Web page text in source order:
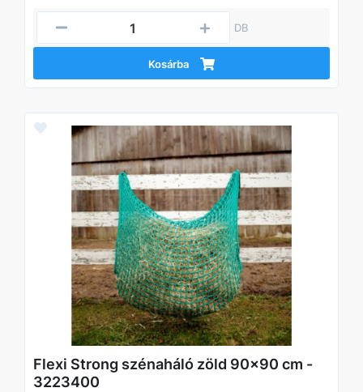
DB
Kosárba
Flexi Strong szénaháló zöld 90x90 cm -
3223400